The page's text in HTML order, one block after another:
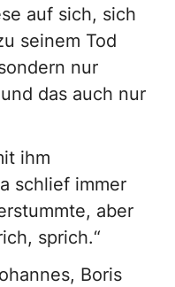
auf sich, sich
seinem Tod
nur
das auch nur
ihm
schlief immer
aber
sprich.“
Boris